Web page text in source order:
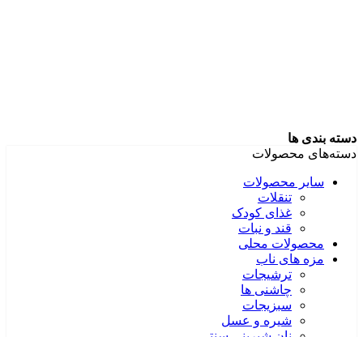
دسته بندی ها
دسته‌های محصولات
سایر محصولات
تنقلات
غذای کودک
قند و نبات
محصولات محلی
مزه های ناب
ترشیجات
چاشنی ها
سبزیجات
شیره و عسل